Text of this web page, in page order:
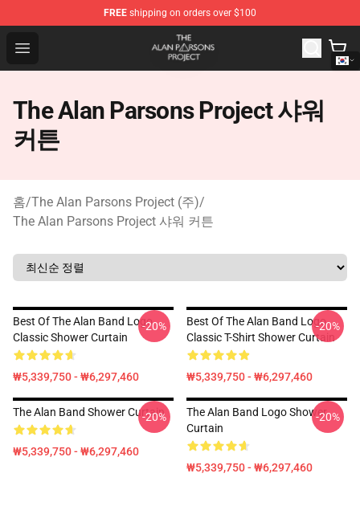
FREE shipping on orders over $100
Open menu
The Alan Parsons Project Store - Official The Alan
The Alan Parsons Project 샤워
커튼
홈/The Alan Parsons Project (주)/
The Alan Parsons Project 샤워 커튼
Best Of The Alan Band Logo
Classic Shower Curtain
₩5,339,750 - ₩6,297,460
-20%
Best Of The Alan Band Logo
Classic T-Shirt Shower Curtain
₩5,339,750 - ₩6,297,460
-20%
The Alan Band Shower Curtain
₩5,339,750 - ₩6,297,460
-20%
The Alan Band Logo Shower
Curtain
₩5,339,750 - ₩6,297,460
-20%